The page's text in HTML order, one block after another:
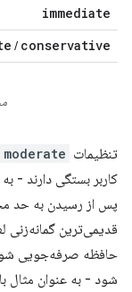
immediate
/ conservative
تنظیمات moderate
کاربر بستگی دارند - به
پس از رسیدن به حد
قدیمی‌ترین گمانه‌زنی
حافظه صرفه‌جویی
شود - به عنوان مثال